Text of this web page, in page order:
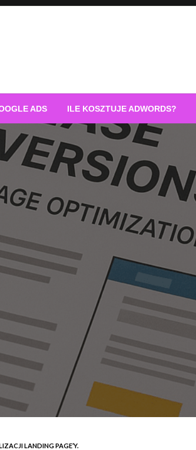
ADS ILE KOSZTUJE ADWORDS?
LANDING PAGE’Y.